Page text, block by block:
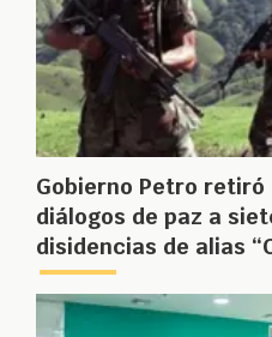
Gobierno Petro retiró
diálogos de paz a
disidencias de alias